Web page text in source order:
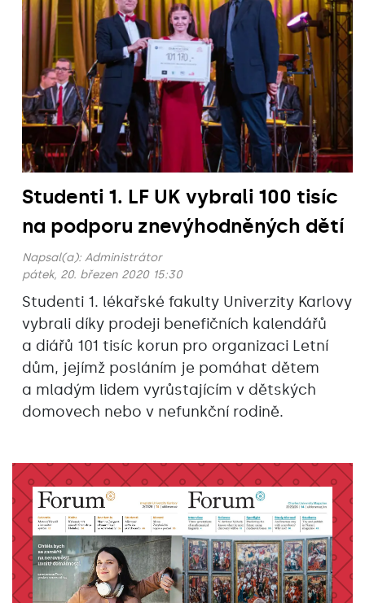
Studenti 1. LF UK vybrali 100 tisíc
na podporu znevýhodněných dětí
Napsal(a): Administrátor
pátek, 20. březen 2020 15:30
Studenti 1. lékařské fakulty Univerzity Karlovy
vybrali díky prodeji benefičních kalendářů
a diářů 101 tisíc korun pro organizaci Letní
dům, jejímž posláním je pomáhat dětem
a mladým lidem vyrůstajícím v dětských
domovech nebo v nefunkční rodině.